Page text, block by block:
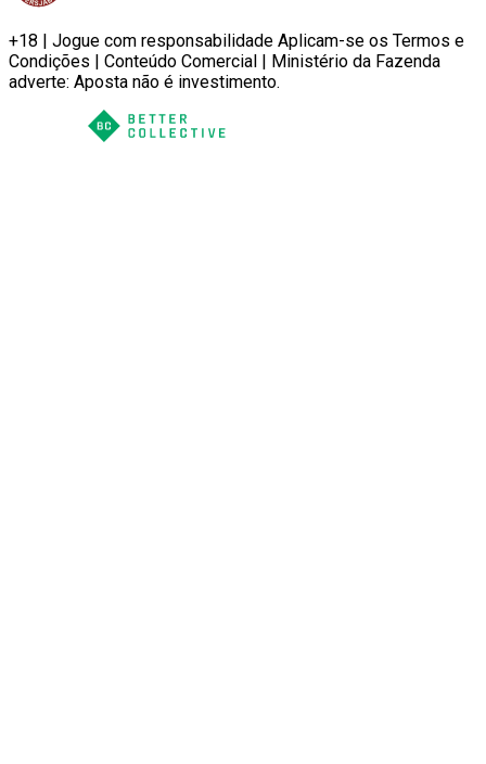
+18 | Jogue com responsabilidade Aplicam-se os Termos e
Condições | Conteúdo Comercial | Ministério da Fazenda
adverte: Aposta não é investimento.